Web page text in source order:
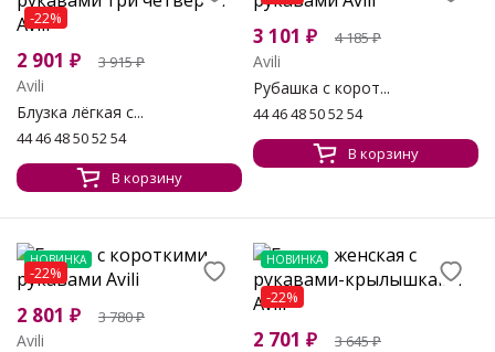
-22%
2 901 ₽ 3 915₽
Avili
Блузка лёгкая с...
44 46 48 50 52 54
В корзину
3 101 ₽ 4 185₽
Avili
Рубашка с корот...
44 46 48 50 52 54
В корзину
НОВИНКА
-22%
2 801 ₽ 3 780₽
Avili
НОВИНКА
-22%
2 701 ₽ 3 645₽